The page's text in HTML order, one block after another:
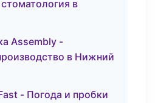
в
Assembly -
в Нижний
- Погода и пробки